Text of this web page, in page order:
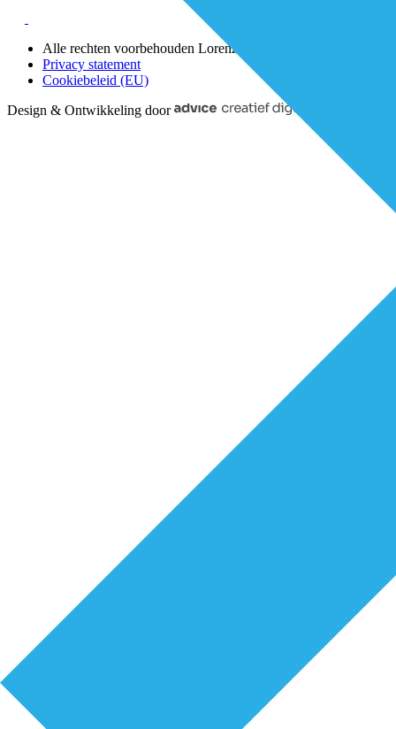
Alle rechten voorbehouden Lorenz 2025
Privacy statement
Cookiebeleid (EU)
Design & Ontwikkeling door